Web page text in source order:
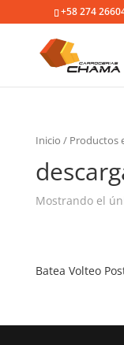
+58 274
Inicio / Productos
Mostrando el
Batea Volteo